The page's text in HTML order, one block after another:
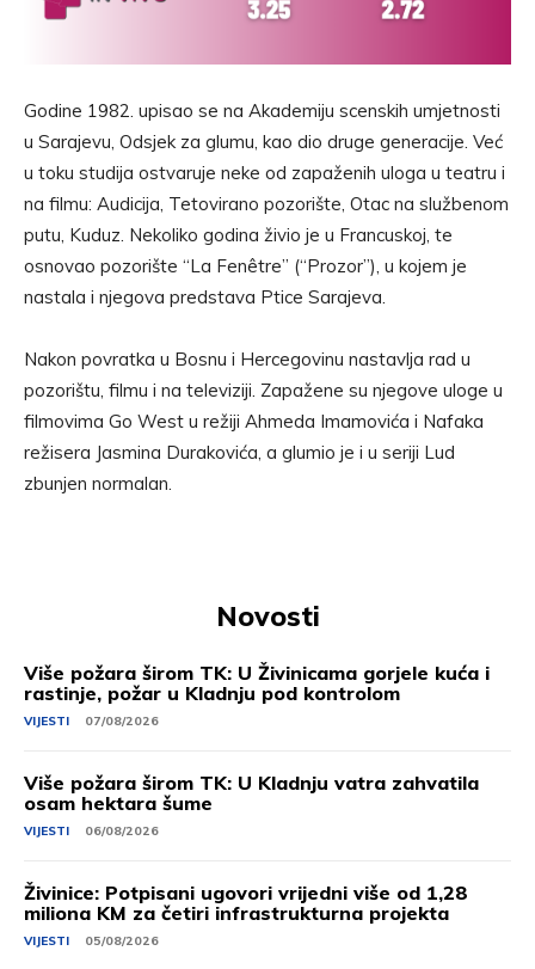
Godine 1982. upisao se na Akademiju scenskih umjetnosti
u Sarajevu, Odsjek za glumu, kao dio druge generacije. Već
u toku studija ostvaruje neke od zapaženih uloga u teatru i
na filmu: Audicija, Tetovirano pozorište, Otac na službenom
putu, Kuduz. Nekoliko godina živio je u Francuskoj, te
osnovao pozorište “La Fenêtre” (“Prozor”), u kojem je
nastala i njegova predstava Ptice Sarajeva.
Nakon povratka u Bosnu i Hercegovinu nastavlja rad u
pozorištu, filmu i na televiziji. Zapažene su njegove uloge u
filmovima Go West u režiji Ahmeda Imamovića i Nafaka
režisera Jasmina Durakovića, a glumio je i u seriji Lud
zbunjen normalan.
Novosti
Više požara širom TK: U Živinicama gorjele kuća i
rastinje, požar u Kladnju pod kontrolom
VIJESTI 07/08/2026
Više požara širom TK: U Kladnju vatra zahvatila
osam hektara šume
VIJESTI 06/08/2026
Živinice: Potpisani ugovori vrijedni više od 1,28
miliona KM za četiri infrastrukturna projekta
VIJESTI 05/08/2026